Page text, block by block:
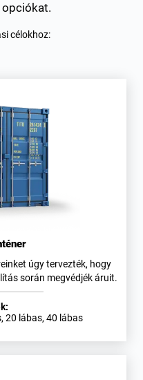
opciókat.
célokhoz:
úgy tervezték, hogy
során megvédjék áruit.
20 lábas, 40 lábas